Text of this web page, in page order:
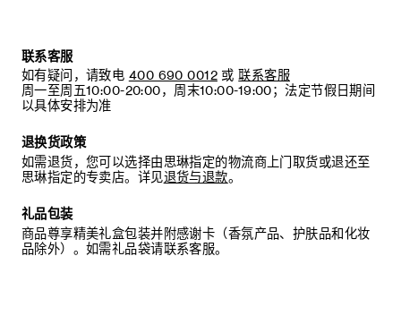
联系客服
如有疑问，请致电 400 690 0012 或 联系客服
周一至周五10:00-20:00，周末10:00-19:00；法定节假日期间
以具体安排为准
退换货政策
如需退货，您可以选择由思琳指定的物流商上门取货或退还至
思琳指定的专卖店。详见退货与退款。
礼品包装
商品尊享精美礼盒包装并附感谢卡（香氛产品、护肤品和化妆
品除外）。如需礼品袋请联系客服。